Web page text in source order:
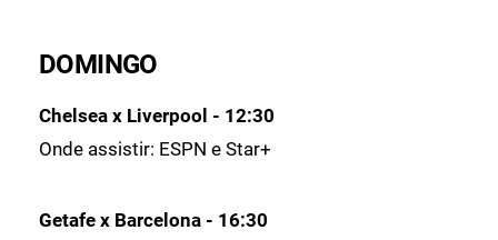
DOMINGO
Chelsea x Liverpool - 12:30
Onde assistir: ESPN e Star+
Getafe x Barcelona - 16:30